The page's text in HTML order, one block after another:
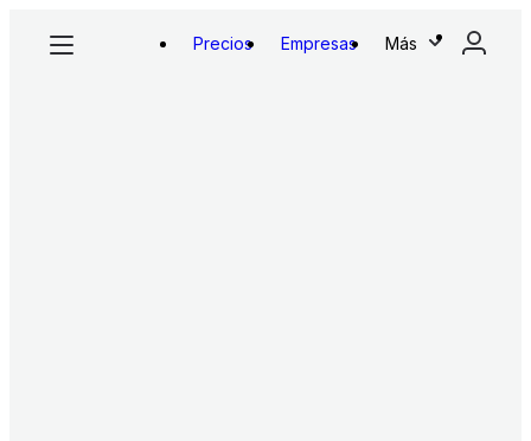
Precios Empresas Más